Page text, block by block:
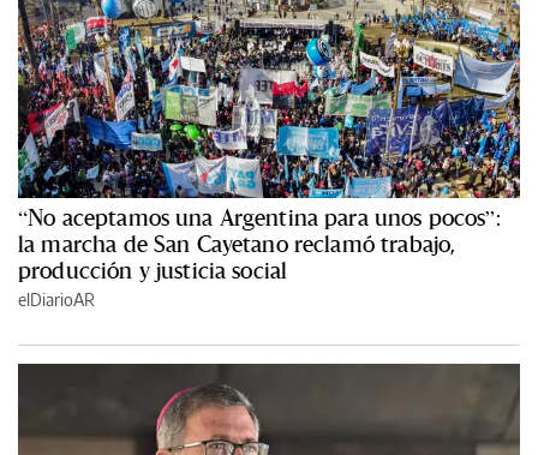
“No aceptamos una Argentina para unos pocos”:
la marcha de San Cayetano reclamó trabajo,
producción y justicia social
elDiarioAR